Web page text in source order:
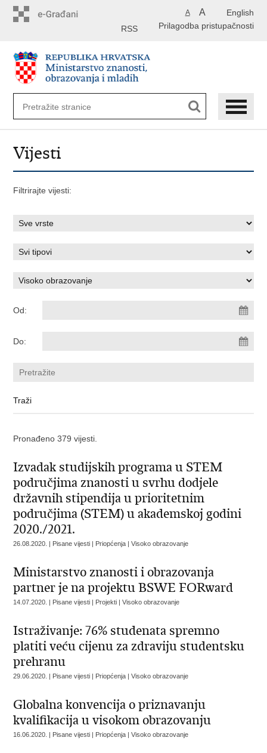
English
A A
Prilagodba pristupačnosti
RSS
Vijesti
Filtrirajte vijesti:
Od:
Do:
Pronađeno 379 vijesti.
Izvadak studijskih programa u STEM
područjima znanosti u svrhu dodjele
državnih stipendija u prioritetnim
područjima (STEM) u akademskoj godini
2020./2021.
26.08.2020. | Pisane vijesti | Priopćenja | Visoko obrazovanje
Ministarstvo znanosti i obrazovanja
partner je na projektu BSWE FORward
14.07.2020. | Pisane vijesti | Projekti | Visoko obrazovanje
Istraživanje: 76% studenata spremno
platiti veću cijenu za zdraviju studentsku
prehranu
29.06.2020. | Pisane vijesti | Priopćenja | Visoko obrazovanje
Globalna konvencija o priznavanju
kvalifikacija u visokom obrazovanju
16.06.2020. | Pisane vijesti | Priopćenja | Visoko obrazovanje